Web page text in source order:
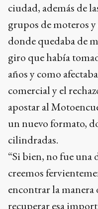
ciudad, además de
grupos de moteros y
donde quedaba de
giro que había
años y como
comercial y el
apostar al
un nuevo formato,
cilindradas.
“Si bien, no fue una
creemos
encontrar la manera
recuperar esa